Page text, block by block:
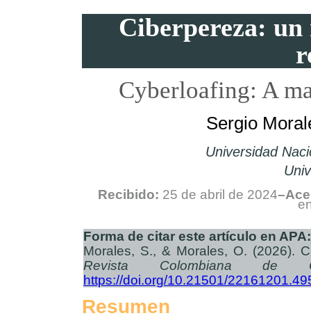
Ciberpereza:
Cyberloafing: A
Sergio
Universidad
Recibido: 25 de abril de 2024
Forma de citar este artículo en APA:
Morales, S., & Morales, O. (2026).
Revista Colombiana de
https://doi.org/10.21501/
Resumen